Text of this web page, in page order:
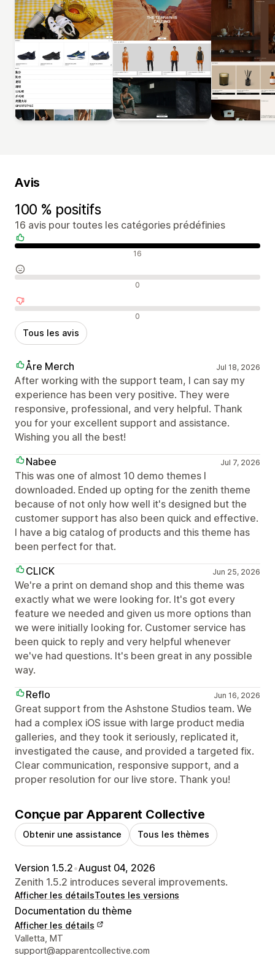
Avis
100 % positifs
16 avis pour toutes les catégories prédéfinies
Avis positifs 16
Avis neutres 0
Avis négatifs 0
Tous les avis
Åre Merch Jul 18, 2026
After working with the support team, I can say my
experience has been very positive. They were
responsive, professional, and very helpful. Thank
you for your excellent support and assistance.
Wishing you all the best!
Nabee
Jul 7, 2026
This was one of almost 10 demo themes I
downloaded. Ended up opting for the zenith theme
because of not only how well it's designed but the
customer support has also been quick and effective.
I have a big catalog of products and this theme has
been perfect for that.
CLICK
Jun 25, 2026
We're a print on demand shop and this theme was
exactly what we were looking for. It's got every
feature we needed and given us more options than
we were initially looking for. Customer service has
been quick to reply and very helpful whenever
we've had questions. It's been great in any possible
way.
Reflo
Jun 16, 2026
Great support from the Ashstone Studios team. We
had a complex iOS issue with large product media
galleries, and they took it seriously, replicated it,
investigated the cause, and provided a targeted fix.
Clear communication, responsive support, and a
proper resolution for our live store. Thank you!
Conçue par Apparent Collective
Obtenir une assistance Tous les thèmes
Version 1.5.2•August 04, 2026
Zenith 1.5.2 introduces several improvements.
Afficher les détailsToutes les versions
Documentation du thème
Afficher les détails
Coordonnées du concepteur
Valletta, MT
support@apparentcollective.com